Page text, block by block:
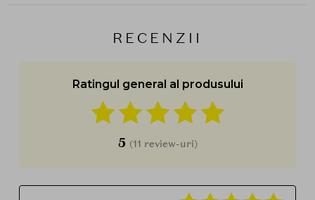
RECENZII
Ratingul general al produsului
5 (11 review-uri)